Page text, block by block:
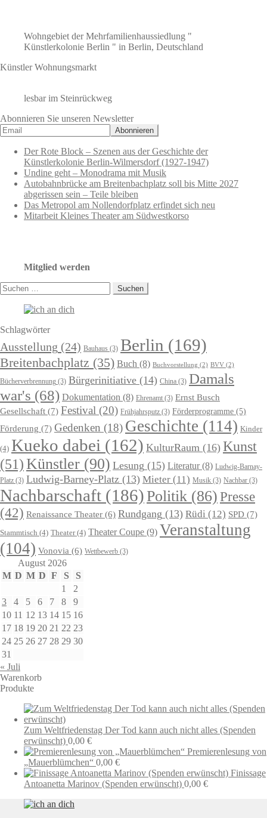
Wohngebiet der Mehrfamilienhaussiedlung "
Künstlerkolonie Berlin " in Berlin, Deutschland
Künstler Wohnungsmarkt
lesbar im Steinrückweg
Abonnieren Sie unseren Newsletter
Der Rote Block – Szenen aus der Geschichte der
Künstlerkolonie Berlin-Wilmersdorf (1927-1947)
Undine geht – Monodrama mit Musik
Autobahnbrücke am Breitenbachplatz soll bis Mitte 2027
abgerissen sein – Teile bleiben
Das Metropol am Nollendorfplatz erfindet sich neu
Mitarbeit Kleines Theater am Südwestkorso
Mitglied werden
Suchen
nach:
Schlagwörter
Ausstellung (24) Bauhaus (3) Berlin (169)
Breitenbachplatz (35) Buch (8) Buchvorstellung (2) BVV (2)
Bücherverbrennung (3) Bürgerinitiative (14) China (3) Damals
war's (68) Dokumentation (8) Ehrenamt (3) Ernst Busch
Gesellschaft (7) Festival (20) Frühjahrsputz (3) Förderprogramme (5)
Förderung (7) Gedenken (18) Geschichte (114) Kinder
(4) Kueko dabei (162) KulturRaum (16) Kunst
(51)Künstler (90) Lesung (15) Literatur(8) Ludwig-Barnay-
Platz (3) Ludwig-Barney-Platz (13) Mieter (11) Musik (3) Nachbar (3)
Nachbarschaft (186)Politik (86) Presse
(42) Renaissance Theater (6) Rundgang (13) Rüdi (12) SPD (7)
Stammtisch (4) Theater(4) Theater Coupe (9) Veranstaltung
(104) Vonovia (6) Wettbewerb (3)
August 2026
M D M D F S
S
1
2
3
4 5 6 7 8
9
10 11 12 13 14 15 16
17 18 19 20 21 22 23
24 25 26 27 28 29 30
31
« Juli
Warenkorb
Produkte
Zum Weltfriedenstag Der Tod kann auch nicht alles (Spenden
erwünscht) 0,00 €
Premierenlesung von
„Mauerblümchen“ 0,00 €
Finissage
Antoanetta Marinov (Spenden erwünscht) 0,00 €